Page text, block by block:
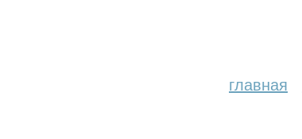
главная